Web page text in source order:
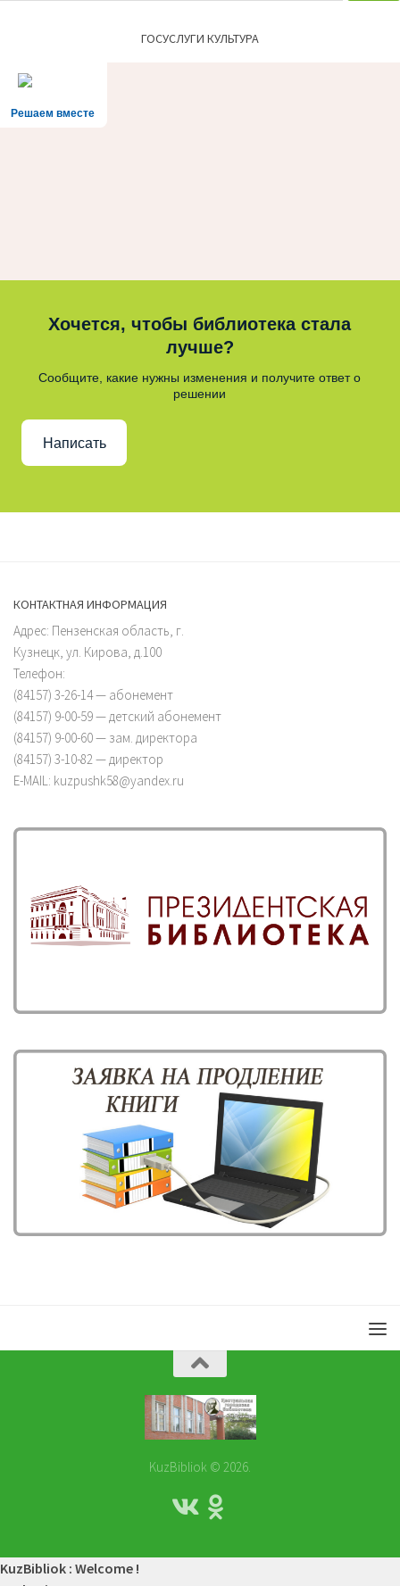
ГОСУСЛУГИ КУЛЬТУРА
Решаем вместе
Хочется, чтобы библиотека стала
лучше?
Сообщите, какие нужны изменения и получите ответ о
решении
Написать
КОНТАКТНАЯ ИНФОРМАЦИЯ
Адрес: Пензенская область, г.
Кузнецк, ул. Кирова, д.100
Телефон:
(84157) 3-26-14 — абонемент
(84157) 9-00-59 — детский абонемент
(84157) 9-00-60 — зам. директора
(84157) 3-10-82 — директор
E-MAIL: kuzpushk58@yandex.ru
KuzBibliok © 2026.
KuzBibliok : Welcome !